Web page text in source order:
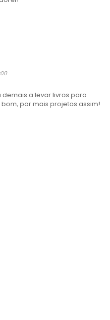
a levar livros para
por mais projetos assim!